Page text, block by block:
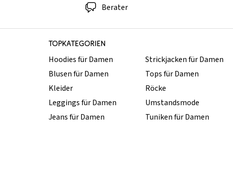
Berater
TOPKATEGORIEN
Hoodies für Damen
Blusen für Damen
Kleider
Leggings für Damen
Jeans für Damen
Strickjacken für Damen
Tops für Damen
Röcke
Umstandsmode
Tuniken für Damen